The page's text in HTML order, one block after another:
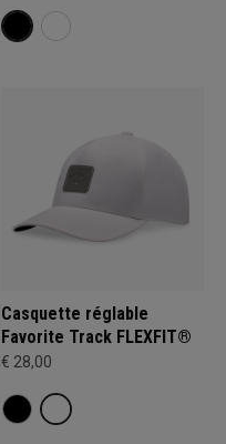
Casquette réglable
Favorite Track FLEXFIT®
€ 28,00